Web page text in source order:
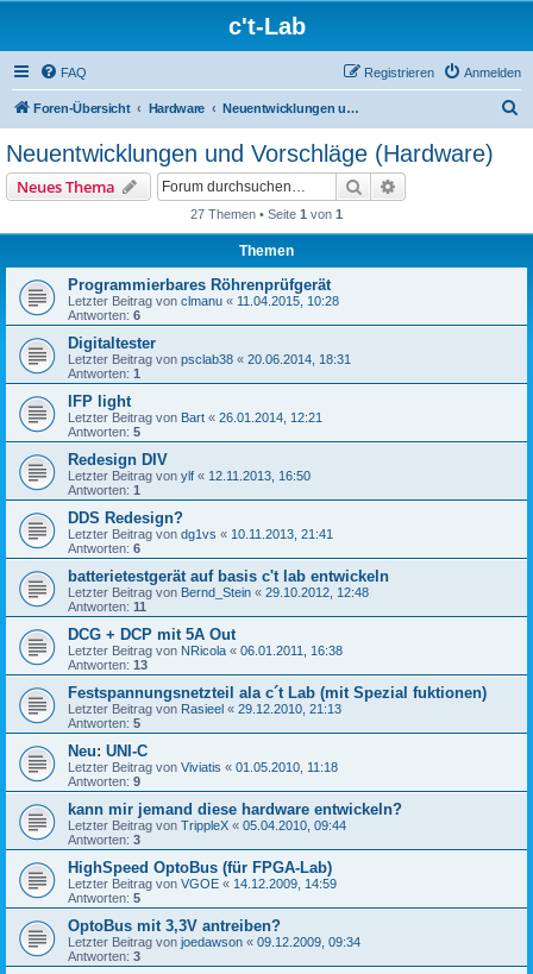
c't-Lab
FAQ Anmelden
Registrieren
Foren-Übersicht Hardware Neuentwicklungen und Vorschläge (Hardware)
Neuentwicklungen und Vorschläge (Hardware)
Neues Thema Suche
27 Themen • Seite 1 von 1
Themen
Programmierbares Röhrenprüfgerät
Letzter Beitrag von clmanu « 11.04.2015, 10:28
Antworten: 6
Digitaltester
Letzter Beitrag von psclab38 « 20.06.2014, 18:31
Antworten: 1
IFP light
Letzter Beitrag von Bart « 26.01.2014, 12:21
Antworten: 5
Redesign DIV
Letzter Beitrag von ylf « 12.11.2013, 16:50
Antworten: 1
DDS Redesign?
Letzter Beitrag von dg1vs « 10.11.2013, 21:41
Antworten: 6
batterietestgerät auf basis c't lab entwickeln
Letzter Beitrag von Bernd_Stein « 29.10.2012, 12:48
Antworten: 11
DCG + DCP mit 5A Out
Letzter Beitrag von NRicola « 06.01.2011, 16:38
Antworten: 13
Festspannungsnetzteil ala c´t Lab (mit Spezial fuktionen)
Letzter Beitrag von Rasieel « 29.12.2010, 21:13
Antworten: 5
Neu: UNI-C
Letzter Beitrag von Viviatis « 01.05.2010, 11:18
Antworten: 9
kann mir jemand diese hardware entwickeln?
Letzter Beitrag von TrippleX « 05.04.2010, 09:44
Antworten: 3
HighSpeed OptoBus (für FPGA-Lab)
Letzter Beitrag von VGOE « 14.12.2009, 14:59
Antworten: 5
OptoBus mit 3,3V antreiben?
Letzter Beitrag von joedawson « 09.12.2009, 09:34
Antworten: 3